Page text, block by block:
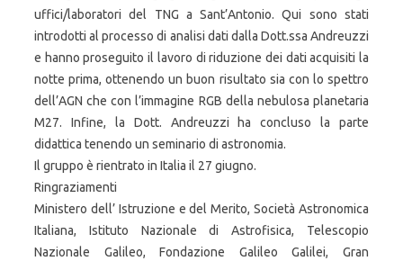
uffici/laboratori del TNG a Sant’Antonio. Qui sono stati
introdotti al processo di analisi dati dalla Dott.ssa Andreuzzi
e hanno proseguito il lavoro di riduzione dei dati acquisiti la
notte prima, ottenendo un buon risultato sia con lo spettro
dell’AGN che con l’immagine RGB della nebulosa planetaria
M27. Infine, la Dott. Andreuzzi ha concluso la parte
didattica tenendo un seminario di astronomia.
Il gruppo è rientrato in Italia il 27 giugno.
Ringraziamenti
Ministero dell’ Istruzione e del Merito, Società Astronomica
Italiana, Istituto Nazionale di Astrofisica, Telescopio
Nazionale Galileo, Fondazione Galileo Galilei, Gran